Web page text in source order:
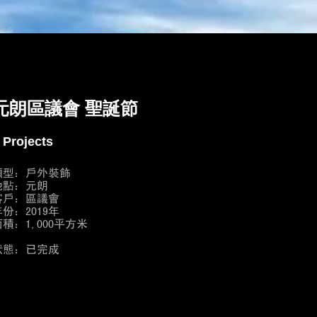
朗區議會 聖誕節
Projects
型：戶外裝飾
點：元朗
戶：區議會
份：2019年
積：1,000平方米
態：已完成